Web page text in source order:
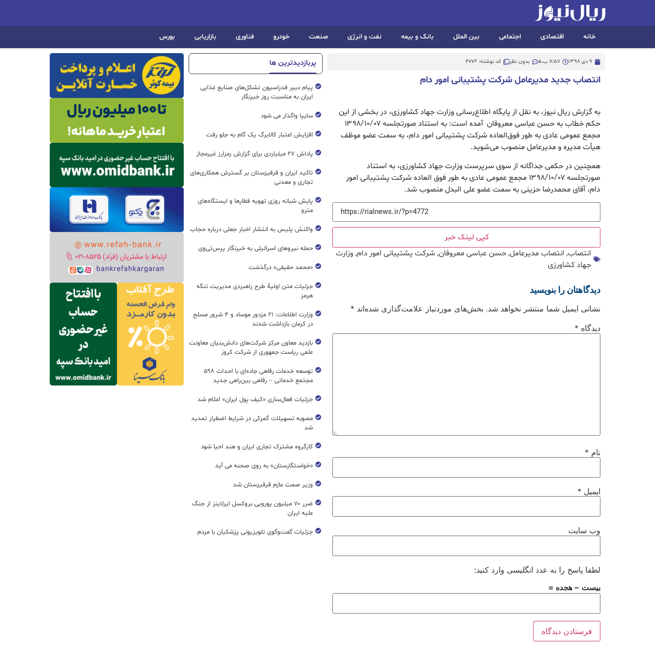
خانه اقتصادی اجتماعی بین الملل بانک و بیمه نفت و انرژی صنعت خودرو فناوری بازاریابی بورس
9 دی 1398 7:57 ب.ظ بدون نظر کد نوشته: 4772
انتصاب جدید مدیرعامل شرکت پشتیبانی امور دام
به گزارش ریال نیوز، به نقل از پایگاه اطلاع‌رسانی وزارت جهاد کشاورزی، در بخشی از این
حکم خطاب به حسن عباسی معروفان آمده است: به استناد صورتجلسه ۱۳۹۸/۱۰/۰۷
مجمع عمومی عادی به طور فوق‌العاده شرکت پشتیبانی امور دام، به سمت عضو موظف
هیأت مدیره و مدیرعامل منصوب می‌شوید.
همچنین در حکمی جداگانه از سوی سرپرست وزارت جهاد کشاورزی، به استناد
صورتجلسه ۱۳۹۸/۱۰/۰۷ مجمع عمومی عادی به طور فوق
العاده شرکت پشتیبانی امور
دام، آقای محمدرضا حزینی به سمت عضو علی البدل منصوب شد.
کپی لینک خبر
انتصاب, انتصاب مدیرعامل,حسن عباسی معروفان, شرکت پشتیبانی امور دام, وزارت
جهاد کشاورزی
دیدگاهتان را بنویسید
نشانی ایمیل شما منتشر نخواهد شد. بخش‌های موردنیاز علامت‌گذاری شده‌اند *
دیدگاه *
نام *
ایمیل *
وب‌ سایت
لطفا پاسخ را به عدد انگلیسی وارد کنید:
بیست − هجده =
پربازدیدترین ها
پیام دبیر فدراسیون تشکل‌های صنایع غذایی
ایران به مناسبت روز خبرنگار
سایپا واگذار می شود
افزایش اعتبار کالابرگ یک گام به جلو رفت
پاداش ۲۷ میلیاردی برای گزارش رمزارز غیرمجاز
تاکید ایران و قرقیزستان بر گسترش همکاری‌های
تجاری و معدنی
پایش شبانه روزی تهویه قطار‌ها و ایستگاه‌های
مترو
واکنش پلیس به انتشار اخبار جعلی درباره حجاب
حمله نیروهای اسرائیلی به خبرنگار پرس‌تی‌وی
«محمد حقیقی» درگذشت
جزئیات متن اولیۀ طرح راهبردی مدیریت تنگه
هرمز
وزارت اطلاعات: ۲۱ مزدور موساد و ۴ شرور مسلح
در کرمان بازداشت شدند
بازدید معاون مرکز شرکت‌های دانش‌بنیان معاونت
علمی ریاست جمهوری از شرکت کروز
توسعه خدمات رفاهی جاده‌ای با احداث ۵۹۸
مجتمع خدماتی – رفاهی بین‌راهی جدید
جزئیات فعال‌سازی «کیف پول ایران» اعلام شد
مصوبه تسهیلات گمرکی در شرایط اضطرار تمدید
شد
کارگروه مشترک تجاری ایران و هند احیا شود
«خواستگارستان» به روی صحنه می آید
وزیر صمت عازم قرقیزستان شد
ضرر ۷۰ میلیون یورویی بروکسل ایرلاینز از جنگ
علیه ایران
جزئیات گفت‌وگوی تلویزیونی پزشکیان با مردم